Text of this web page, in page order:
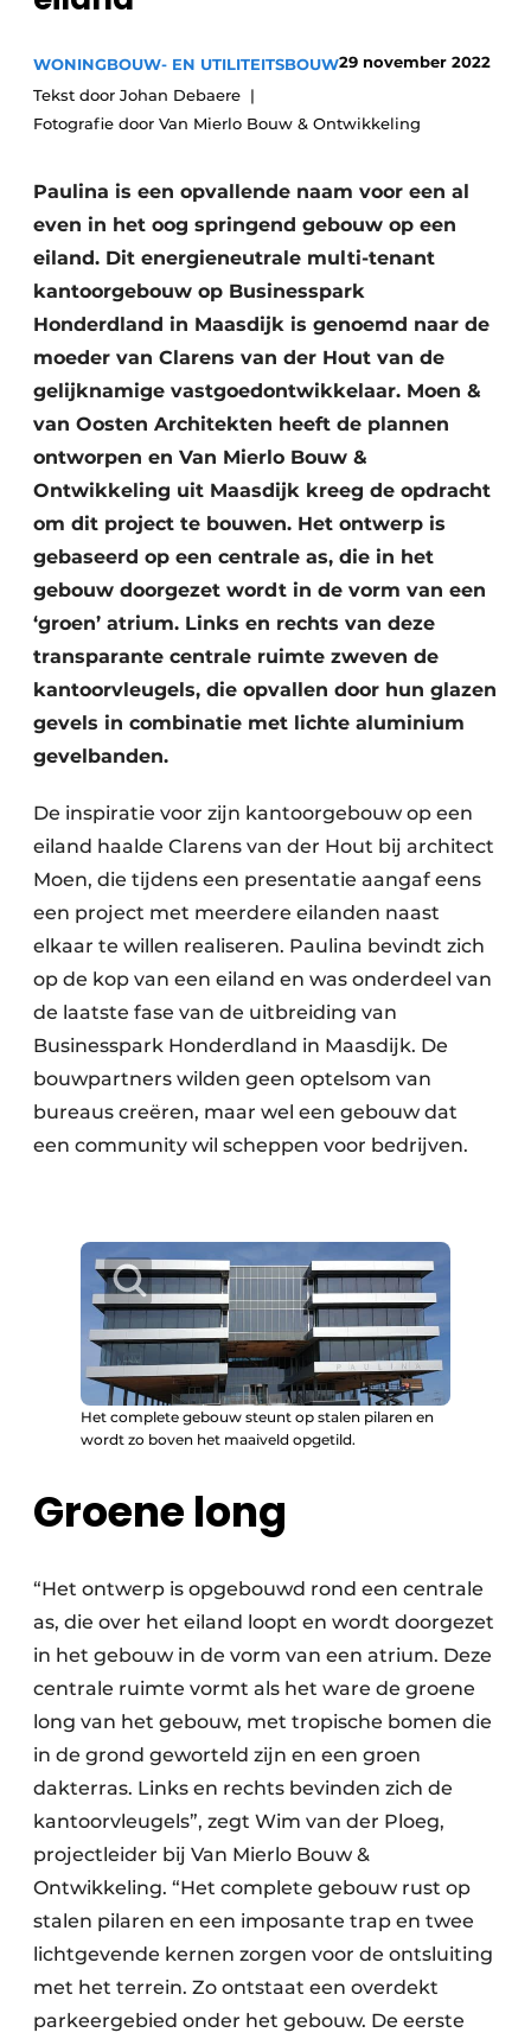
Privacy / Cookie statement
storymetadata
Vacatures
Video’s
Modulair bouwen
WONINGBOUW- EN UTILITEITSBOUW29 november 2022
Tekst door Johan Debaere
Fotografie door Van Mierlo Bouw & Ontwikkeling
Paulina is een opvallende naam voor een al
even in het oog springend gebouw op een
eiland. Dit energieneutrale multi-tenant
kantoorgebouw op Businesspark
Honderdland in Maasdijk is genoemd naar de
moeder van Clarens van der Hout van de
gelijknamige vastgoedontwikkelaar. Moen &
van Oosten Architekten heeft de plannen
ontworpen en Van Mierlo Bouw &
Ontwikkeling uit Maasdijk kreeg de opdracht
om dit project te bouwen. Het ontwerp is
gebaseerd op een centrale as, die in het
gebouw doorgezet wordt in de vorm van een
‘groen’ atrium. Links en rechts van deze
transparante centrale ruimte zweven de
kantoorvleugels, die opvallen door hun glazen
gevels in combinatie met lichte aluminium
gevelbanden.
De inspiratie voor zijn kantoorgebouw op een
eiland haalde Clarens van der Hout bij architect
Moen, die tijdens een presentatie aangaf eens
een project met meerdere eilanden naast
elkaar te willen realiseren. Paulina bevindt zich
op de kop van een eiland en was onderdeel van
de laatste fase van de uitbreiding van
Businesspark Honderdland in Maasdijk. De
bouwpartners wilden geen optelsom van
bureaus creëren, maar wel een gebouw dat
een community wil scheppen voor bedrijven.
Het complete gebouw steunt op stalen pilaren en
wordt zo boven het maaiveld opgetild.
Groene long
“Het ontwerp is opgebouwd rond een centrale
as, die over het eiland loopt en wordt doorgezet
in het gebouw in de vorm van een atrium. Deze
centrale ruimte vormt als het ware de groene
long van het gebouw, met tropische bomen die
in de grond geworteld zijn en een groen
dakterras. Links en rechts bevinden zich de
kantoorvleugels”, zegt Wim van der Ploeg,
projectleider bij Van Mierlo Bouw &
Ontwikkeling. “Het complete gebouw rust op
stalen pilaren en een imposante trap en twee
lichtgevende kernen zorgen voor de ontsluiting
met het terrein. Zo ontstaat een overdekt
parkeergebied onder het gebouw. De eerste